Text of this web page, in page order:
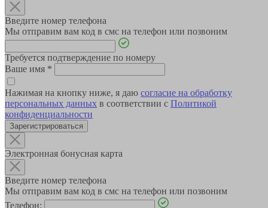
Введите номер телефона
Мы отправим вам код в смс на телефон или позвоним
Требуется подтверждение по номеру
Ваше имя *
Нажимая на кнопку ниже, я даю согласие на обработку
персональных данных в соответствии с Политикой
конфиденциальности
Зарегистрироваться
Электронная бонусная карта
Введите номер телефона
Мы отправим вам код в смс на телефон или позвоним
Телефон: